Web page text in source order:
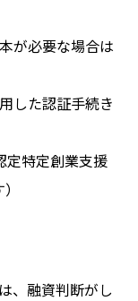
が必要な場合は
した認証手続き
定特定創業支援
、融資判断がし